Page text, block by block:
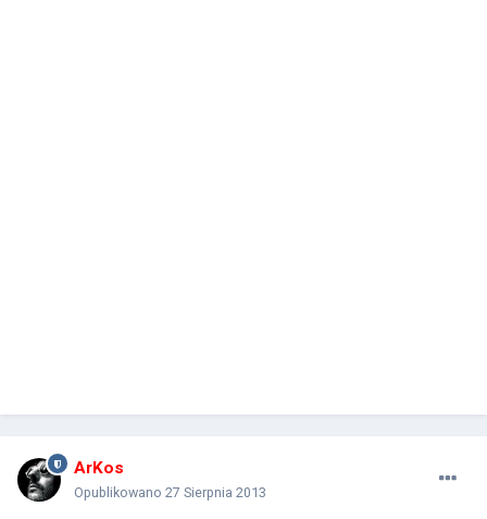
ArKos
Opublikowano 27 Sierpnia 2013